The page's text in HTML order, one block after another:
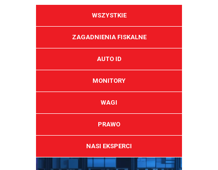
WSZYSTKIE
ZAGADNIENIA FISKALNE
AUTO ID
MONITORY
WAGI
PRAWO
NASI EKSPERCI